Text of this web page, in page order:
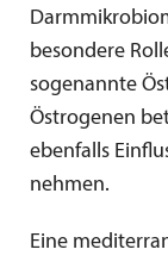
besondere
sogenannte
Östrogenen
ebenfalls
nehmen.
Eine